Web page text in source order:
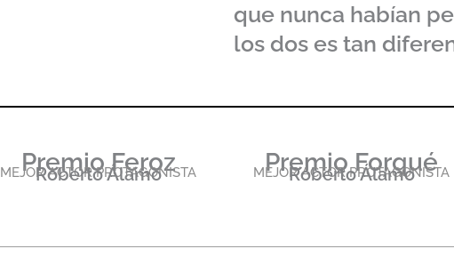
que nunca habían
los dos es tan
Premio Feroz
MEJOR ACTOR PROTAGONISTA
Roberto Álamo Premio Forqué
MEJOR ACTOR PROTAGONISTA
Roberto Álamo